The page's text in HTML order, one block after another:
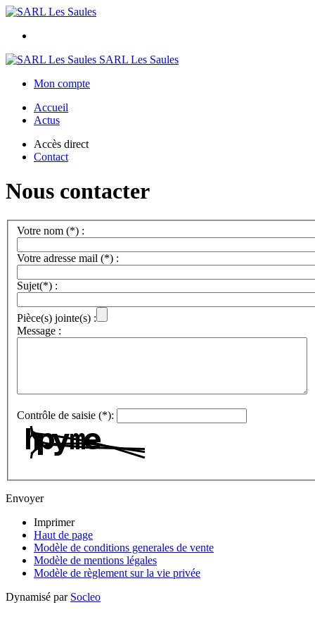
SARL Les Saules
Mon compte
Accueil
Actus
Accès direct
Contact
Nous contacter
Votre nom (*) :
Votre adresse mail (*) :
Sujet(*) :
Pièce(s) jointe(s) :
Message :
Contrôle de saisie (*):
Envoyer
Imprimer
Haut de page
Modèle de conditions generales de vente
Modèle de mentions légales
Modèle de règlement sur la vie privée
Dynamisé par Socleo